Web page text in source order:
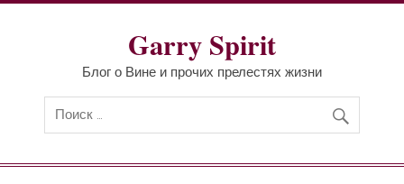
Перейти
Garry Spirit
Блог о Вине и прочих прелестях жизни